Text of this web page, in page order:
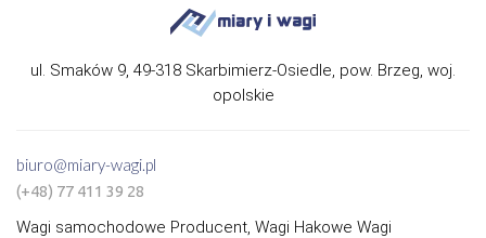
ul. Smaków 9, 49-318 Skarbimierz-Osiedle, pow. Brzeg, woj.
opolskie
biuro@miary-wagi.pl
(+48) 77 411 39 28
Wagi samochodowe Producent, Wagi Hakowe Wagi